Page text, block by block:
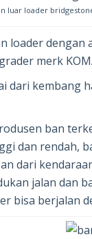
luar loader
loader dengan
merk
kembang
ban
dan rendah,
dari
jalan dan
bisa berjalan